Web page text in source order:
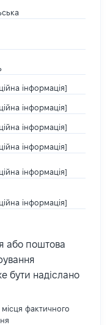
інформація]
інформація]
інформація]
інформація]
інформація]
інформація]
або поштова
бути надіслано
фактичного